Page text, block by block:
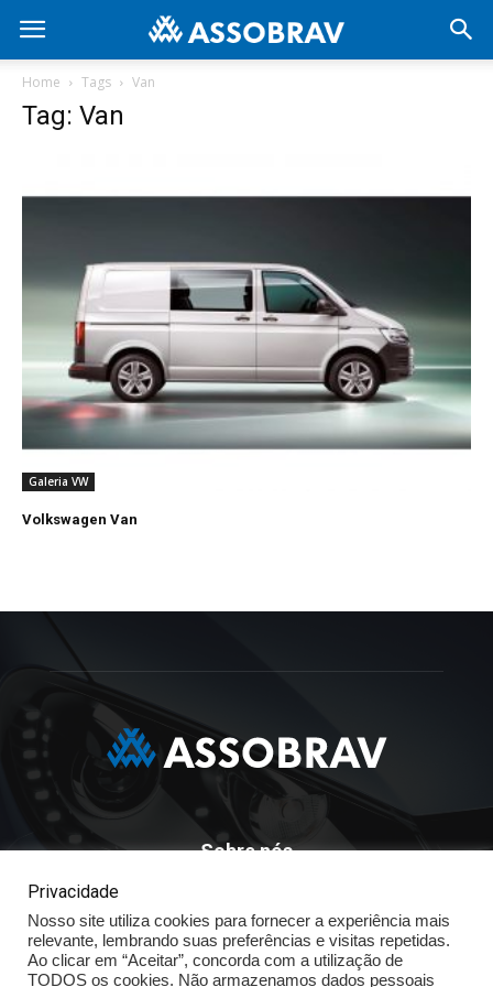
Home Tags Van
Tag: Van
Galeria VW
Volkswagen Van
Sobre nós
ASSOBRAV - Associação Brasileira Dos Distribuidores
Volkswagen
Av. José Maria Whitaker n° 603 - Mirandópolis - São Paulo - SP
- CEP: 04057.900 - Fone: (11) - 5078.5400
Privacidade
Nosso site utiliza cookies para fornecer a experiência mais
relevante, lembrando suas preferências e visitas repetidas.
Ao clicar em “Aceitar”, concorda com a utilização de
TODOS os cookies. Não armazenamos dados pessoais